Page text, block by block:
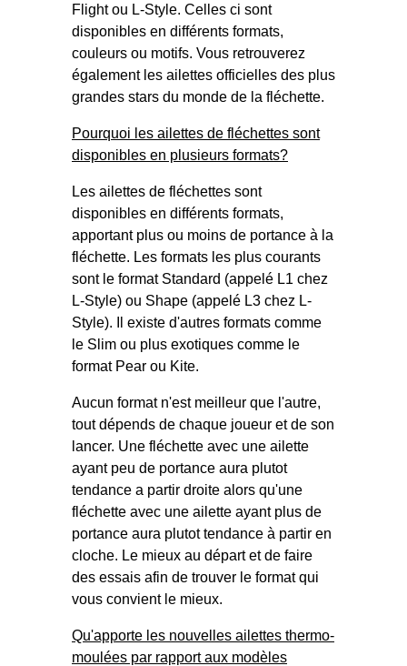
Flight ou L-Style. Celles ci sont
disponibles en différents formats,
couleurs ou motifs. Vous retrouverez
également les ailettes officielles des plus
grandes stars du monde de la fléchette.
Pourquoi les ailettes de fléchettes sont
disponibles en plusieurs formats?
Les ailettes de fléchettes sont
disponibles en différents formats,
apportant plus ou moins de portance à la
fléchette. Les formats les plus courants
sont le format Standard (appelé L1 chez
L-Style) ou Shape (appelé L3 chez L-
Style). Il existe d'autres formats comme
le Slim ou plus exotiques comme le
format Pear ou Kite.
Aucun format n'est meilleur que l'autre,
tout dépends de chaque joueur et de son
lancer. Une fléchette avec une ailette
ayant peu de portance aura plutot
tendance a partir droite alors qu'une
fléchette avec une ailette ayant plus de
portance aura plutot tendance à partir en
cloche. Le mieux au départ et de faire
des essais afin de trouver le format qui
vous convient le mieux.
Qu'apporte les nouvelles ailettes thermo-
moulées par rapport aux modèles